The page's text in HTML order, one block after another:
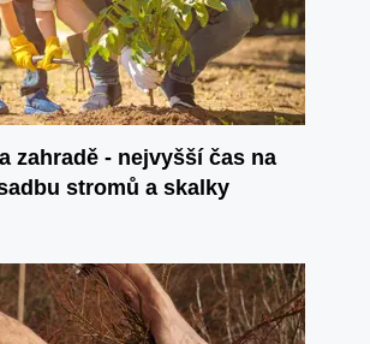
zahradě - nejvyšší čas na
stromů a skalky